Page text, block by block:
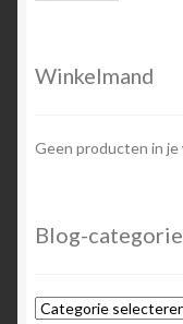
Winkelmand
Geen producten in je
Blog-
Blog-